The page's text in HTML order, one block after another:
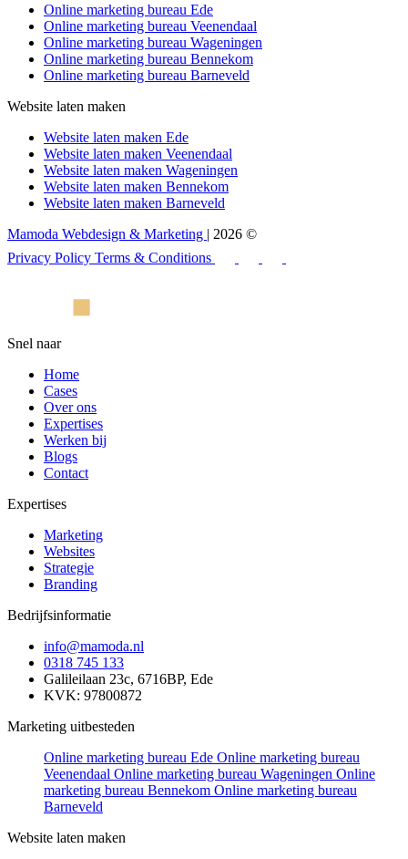
Online marketing bureau Ede
Online marketing bureau Veenendaal
Online marketing bureau Wageningen
Online marketing bureau Bennekom
Online marketing bureau Barneveld
Website laten maken
Website laten maken Ede
Website laten maken Veenendaal
Website laten maken Wageningen
Website laten maken Bennekom
Website laten maken Barneveld
Mamoda Webdesign & Marketing | 2026 ©
Privacy Policy Terms & Conditions
Snel naar
Home
Cases
Over ons
Expertises
Werken bij
Blogs
Contact
Expertises
Marketing
Websites
Strategie
Branding
Bedrijfsinformatie
info@mamoda.nl
0318 745 133
Galileilaan 23c, 6716BP, Ede
KVK: 97800872
Marketing uitbesteden
Online marketing bureau Ede Online marketing bureau
Veenendaal Online marketing bureau Wageningen Online
marketing bureau Bennekom Online marketing bureau
Barneveld
Website laten maken